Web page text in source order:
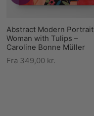
Abstract Modern Portrait
Woman with Tulips –
Caroline Bonne Müller
Fra 349,00 kr.